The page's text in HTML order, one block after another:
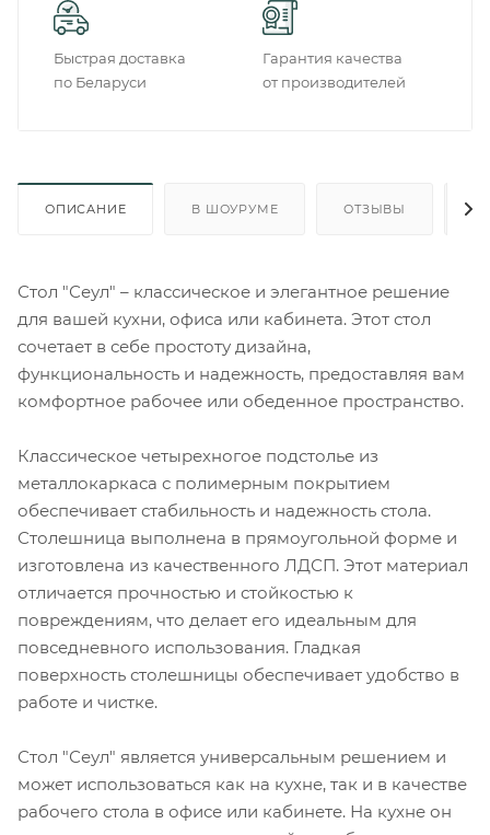
Быстрая доставка
по Беларуси
Гарантия качества
от производителей
ОПИСАНИЕ В ШОУРУМЕ ОТЗЫВЫ
Стол "Сеул" – классическое и элегантное решение
для вашей кухни, офиса или кабинета. Этот стол
сочетает в себе простоту дизайна,
функциональность и надежность, предоставляя вам
комфортное рабочее или обеденное пространство.
Классическое четырехногое подстолье из
металлокаркаса с полимерным покрытием
обеспечивает стабильность и надежность стола.
Столешница выполнена в прямоугольной форме и
изготовлена из качественного ЛДСП. Этот материал
отличается прочностью и стойкостью к
повреждениям, что делает его идеальным для
повседневного использования. Гладкая
поверхность столешницы обеспечивает удобство в
работе и чистке.
Стол "Сеул" является универсальным решением и
может использоваться как на кухне, так и в качестве
рабочего стола в офисе или кабинете. На кухне он